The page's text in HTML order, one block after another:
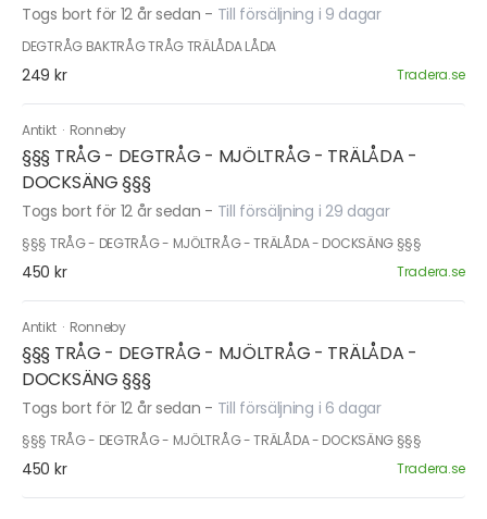
Togs bort för 12 år sedan - Till försäljning i 9 dagar
DEGTRÅG BAKTRÅG TRÅG TRÄLÅDA LÅDA
249 kr Tradera.se
Antikt · Ronneby
§§§ TRÅG - DEGTRÅG - MJÖLTRÅG - TRÄLÅDA -
DOCKSÄNG §§§
Togs bort för 12 år sedan - Till försäljning i 29 dagar
§§§ TRÅG - DEGTRÅG - MJÖLTRÅG - TRÄLÅDA - DOCKSÄNG §§§
450 kr Tradera.se
Antikt · Ronneby
§§§ TRÅG - DEGTRÅG - MJÖLTRÅG - TRÄLÅDA -
DOCKSÄNG §§§
Togs bort för 12 år sedan - Till försäljning i 6 dagar
§§§ TRÅG - DEGTRÅG - MJÖLTRÅG - TRÄLÅDA - DOCKSÄNG §§§
450 kr Tradera.se